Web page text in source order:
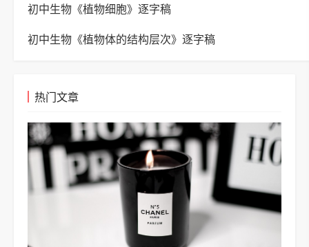
初中生物《植物细胞》逐字稿
初中生物《植物体的结构层次》逐字稿
热门文章